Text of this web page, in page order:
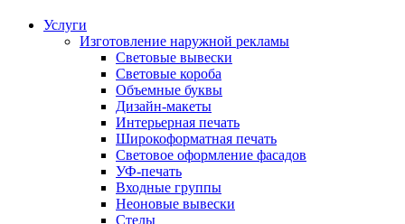
Услуги
Изготовление наружной рекламы
Световые вывески
Световые короба
Объемные буквы
Дизайн-макеты
Интерьерная печать
Широкоформатная печать
Световое оформление фасадов
УФ-печать
Входные группы
Неоновые вывески
Стелы